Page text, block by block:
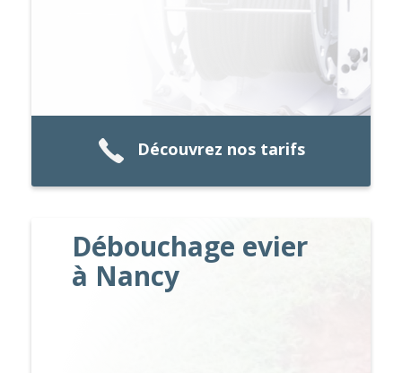
Découvrez nos tarifs
Débouchage evier
à Nancy